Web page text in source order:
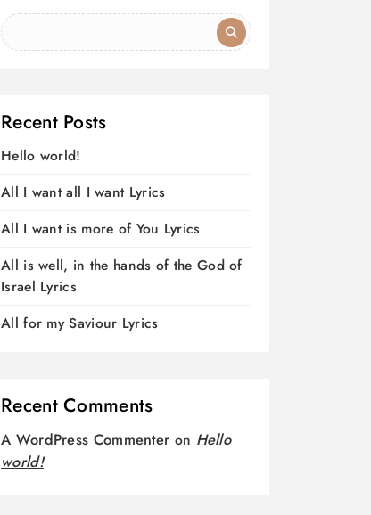
Recent Posts
Hello world!
All I want all I want Lyrics
All I want is more of You Lyrics
All is well, in the hands of the God of
Israel Lyrics
All for my Saviour Lyrics
Recent Comments
A WordPress Commenter on Hello
world!